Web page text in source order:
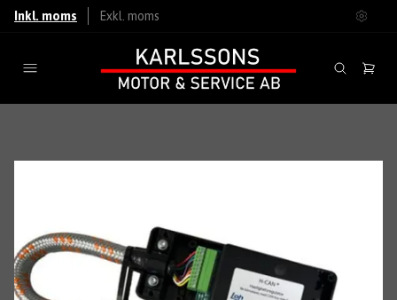
Inkl. moms Exkl. moms